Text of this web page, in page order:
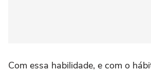
Com essa habilidade, e com o